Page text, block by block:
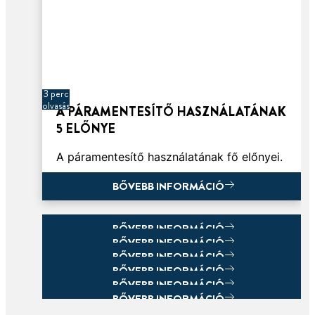
3 perc
olvasásA PÁRAMENTESÍTŐ HASZNÁLATÁNAK
5 ELŐNYE
A páramentesítő használatának fő előnyei.
BŐVEBB INFORMÁCIÓ
BŐVEBB INFORMÁCIÓ
BŐVEBB INFORMÁCIÓ
BŐVEBB INFORMÁCIÓ
BŐVEBB INFORMÁCIÓ
BŐVEBB INFORMÁCIÓ
BŐVEBB INFORMÁCIÓ